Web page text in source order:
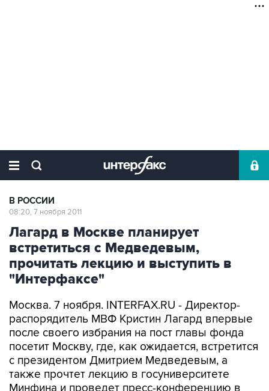
В РОССИИ
08:20, 7 ноября 2011
Лагард в Москве планирует
встретиться с Медведевым,
прочитать лекцию и выступить в
"Интерфаксе"
Москва. 7 ноября. INTERFAX.RU - Директор-
распорядитель МВФ Кристин Лагард впервые
после своего избрания на пост главы фонда
посетит Москву, где, как ожидается, встретится
с президентом Дмитрием Медведевым, а
также прочтет лекцию в госуниверситете